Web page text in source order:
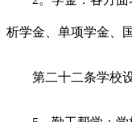
析学金、单项学金、
第二十二条学校设